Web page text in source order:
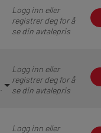
Logg inn eller
registrer deg for å
se din avtalepris
Logg inn eller
registrer deg for å
se din avtalepris
Logg inn eller